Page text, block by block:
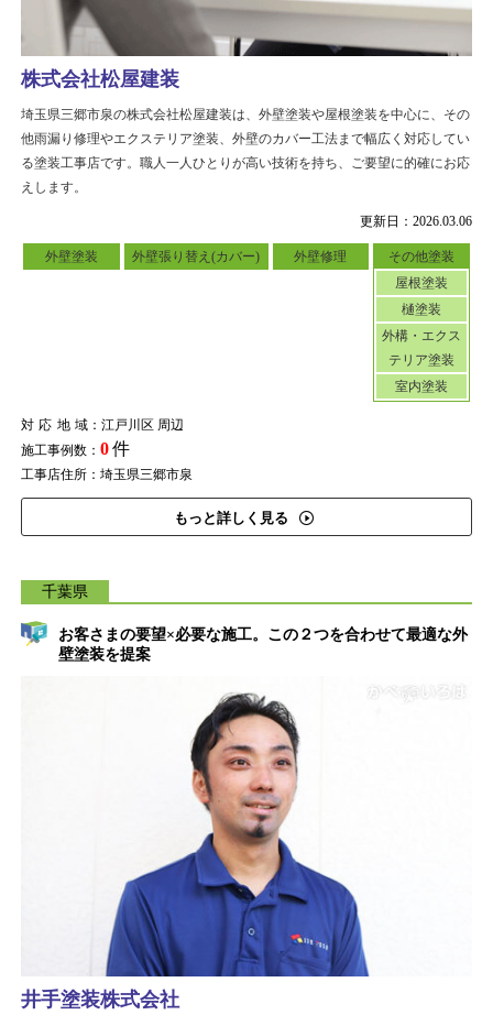
更新日：2026.03.06
外壁塗装 外壁張り替え(カバー) 外壁修理
その他塗装
屋根塗装
樋塗装
外構・エクス
テリア塗装
室内塗装
対応地域：江戸川区 周辺
施工事例数： 0件
工事店住所：埼玉県三郷市泉
もっと詳しく見る
株式会社松屋建装
埼玉県三郷市泉の株式会社松屋建装は、外壁塗装や屋根塗装を中心に、その
他雨漏り修理やエクステリア塗装、外壁のカバー工法まで幅広く対応してい
る塗装工事店です。職人一人ひとりが高い技術を持ち、ご要望に的確にお応
えします。
千葉県
お客さまの要望×必要な施工。この２つを合わせて最適な外
壁塗装を提案
井手塗装株式会社